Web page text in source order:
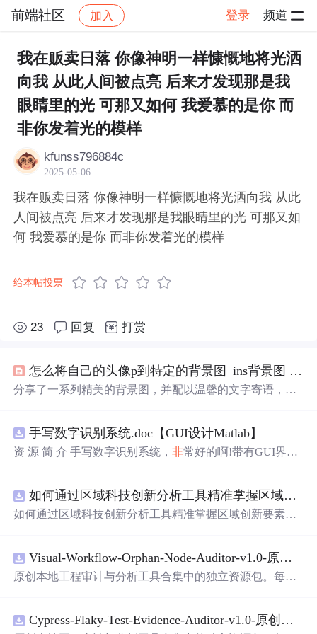
前端社区 加入 登录 频道
社区 前端社区 感慨 帖子详情
我在贩卖日落 你像神明一样慷慨地将光洒
向我 从此人间被点亮 后来才发现那是我
眼睛里的光 可那又如何 我爱慕的是你 而
非你发着光的模样 ​
kfunss796884c
2025-05-06
我在贩卖日落 你像神明一样慷慨地将光洒向我 从此
人间被点亮 后来才发现那是我眼睛里的光 可那又如
何 我爱慕的是你 而非你发着光的模样 ​
给本帖投票
23 回复 打赏
怎么将自己的头像p到特定的背景图_ins背景图 | 捕捉生活的温柔吧
分享了一系列精美的背景图，并配以温馨的文字寄语，旨
手写数字识别系统.doc【GUI设计Matlab】
资 源 简 介 手写数字识别系统，非常好的啊!带有GUI界
带有直观的图形用户界面（GUI），非常容易使用。你只
需要将手写数字输入系统，它将立即给出准确的识别结
是一个非常方便和实用的工具，你一定会喜欢它的！
如何通过区域科技创新分析工具精准掌握区域创新要素分布与产业链融合现状？.docx
如何通过区域科技创新分析工具精准掌握区域创新要素分
Visual-Workflow-Orphan-Node-Auditor-v1.0-原创源码与文档.zip
原创本地工程审计与分析工具合集中的独立资源包。每个
README、运行说明、功能清单、MIT License及原创与授
Cypress-Flaky-Test-Evidence-Auditor-v1.0-原创源码与文档.zip